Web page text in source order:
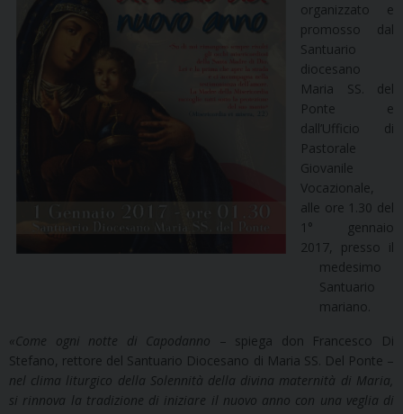
organizzato e
promosso dal
Santuario
diocesano
Maria SS. del
Ponte e
dall’Ufficio di
Pastorale
Giovanile
Vocazionale,
alle ore 1.30 del
1° gennaio
2017, presso il
medesimo
Santuario
mariano.
«Come ogni notte di Capodanno – spiega don Francesco Di
Stefano, rettore del Santuario Diocesano di Maria SS. Del Ponte –
nel clima liturgico della Solennità della divina maternità di Maria,
si rinnova la tradizione di iniziare il nuovo anno con una veglia di